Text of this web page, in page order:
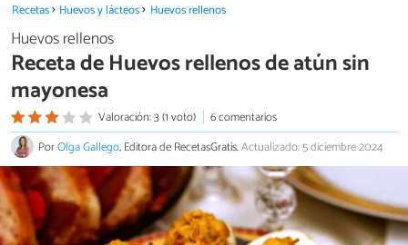
Recetas Huevos y lácteos Huevos rellenos
Huevos rellenos
Receta de Huevos rellenos de atún sin
mayonesa
Valoración: 3 (1 voto)
6 comentarios
PorOlga Gallego, Editora de RecetasGratis.Actualizado: 5 diciembre 2024